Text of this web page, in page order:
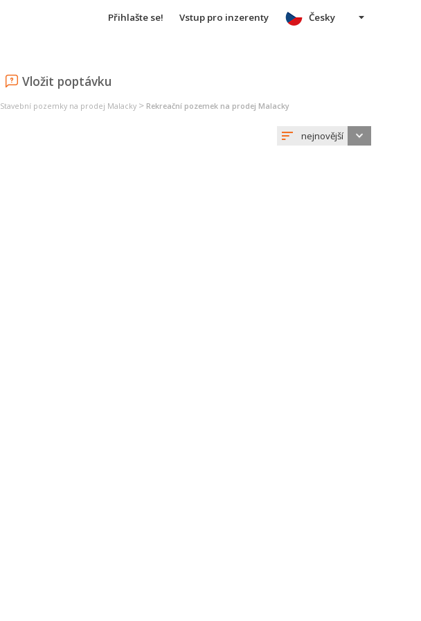
Přihlašte se! Vstup pro inzerenty
Vložit poptávku
Česky
Stavební pozemky na prodej Malacky > Rekreační pozemek na prodej Malacky
nejnovější